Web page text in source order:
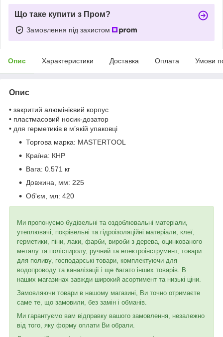
Що таке купити з Пром?
Замовлення під захистом
Опис Характеристики Доставка Оплата Умови
Опис
• закритий алюмінієвий корпус
• пластмасовий носик-дозатор
• для герметиків в м’якій упаковці
Торгова марка: MASTERTOOL
Країна: КНР
Вага: 0.571 кг
Довжина, мм: 225
Об'єм, мл: 420
Ми пропонуємо будівельні та оздоблювальні матеріали,
утеплювачі, покрівельні та гідроізоляційні матеріали, клеї,
герметики, піни, лаки, фарби, вироби з дерева, оцинкованого
металу та полістиролу, ручний та електроінструмент, товари
для поливу, господарські товари, комплектуючи для
водопроводу та каналізації і ще багато інших товарів. В
наших магазинах завжди широкий асортимент та низькі ціни.
Замовляючи товари в нашому магазині, Ви точно отримаєте
саме те, що замовили, без замін і обманів.
Ми гарантуємо вам відправку вашого замовлення, незалежно
від того, яку форму оплати Ви обрали.